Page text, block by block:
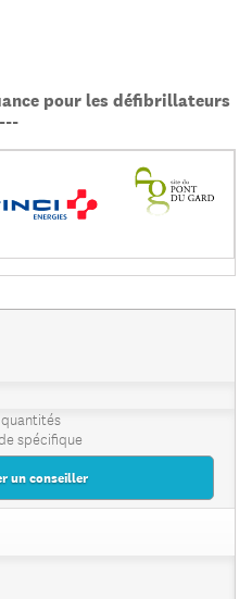
pour les défibrillateurs
---
spécifique
un conseiller